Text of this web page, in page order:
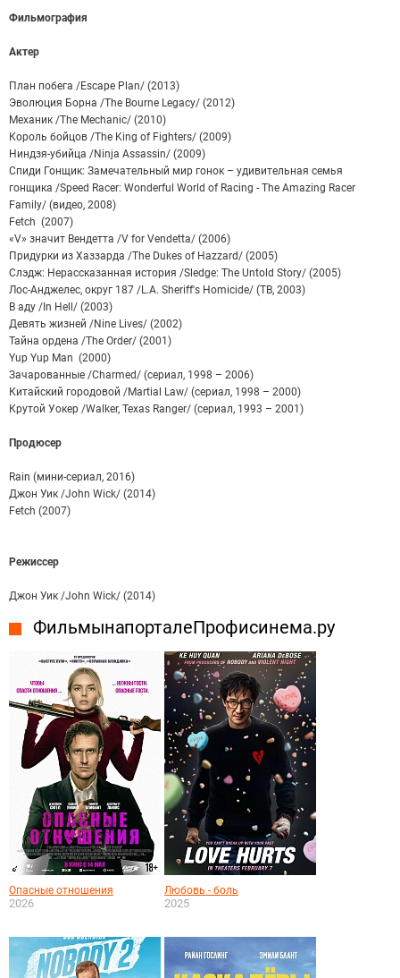
Фильмография
Актер
План побега /Escape Plan/ (2013)
Эволюция Борна /The Bourne Legacy/ (2012)
Механик /The Mechanic/ (2010)
Король бойцов /The King of Fighters/ (2009)
Ниндзя-убийца /Ninja Assassin/ (2009)
Спиди Гонщик: Замечательный мир гонок – удивительная семья
гонщика /Speed Racer: Wonderful World of Racing - The Amazing Racer
Family/ (видео, 2008)
Fetch (2007)
«V» значит Вендетта /V for Vendetta/ (2006)
Придурки из Хаззарда /The Dukes of Hazzard/ (2005)
Слэдж: Нерассказанная история /Sledge: The Untold Story/ (2005)
Лос-Анджелес, округ 187 /L.A. Sheriff's Homicide/ (ТВ, 2003)
В аду /In Hell/ (2003)
Девять жизней /Nine Lives/ (2002)
Тайна ордена /The Order/ (2001)
Yup Yup Man (2000)
Зачарованные /Charmed/ (сериал, 1998 – 2006)
Китайский городовой /Martial Law/ (сериал, 1998 – 2000)
Крутой Уокер /Walker, Texas Ranger/ (сериал, 1993 – 2001)
Продюсер
Rain (мини-сериал, 2016)
Джон Уик /John Wick/ (2014)
Fetch (2007)
Режиссер
Джон Уик /John Wick/ (2014)
Фильмы на портале Профисинема.ру
Опасные отношения
2026
Любовь - боль
2025